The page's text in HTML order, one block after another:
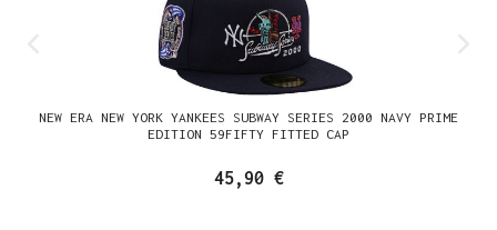
NEW ERA NEW YORK YANKEES SUBWAY SERIES 2000 NAVY PRIME
EDITION 59FIFTY FITTED CAP
45,90 €